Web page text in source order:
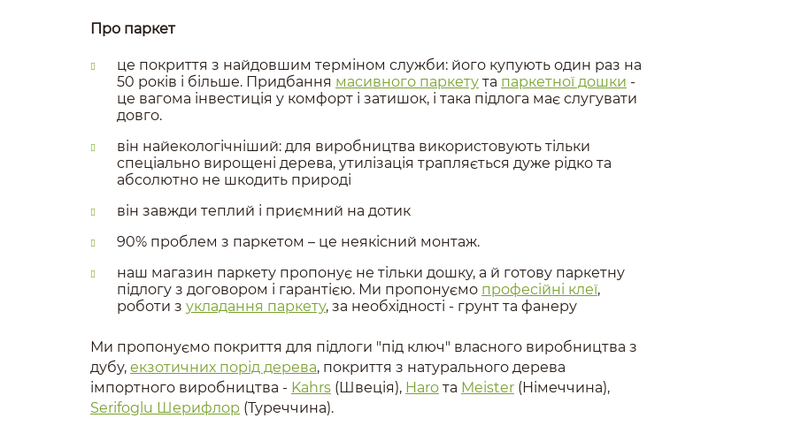
Про паркет
це покриття з найдовшим терміном служби: його купують один раз на
50 років і більше. Придбання масивного паркету та паркетної дошки -
це вагома інвестиція у комфорт і затишок, і така підлога має слугувати
довго.
він найекологічніший: для виробництва використовують тільки
спеціально вирощені дерева, утилізація трапляється дуже рідко та
абсолютно не шкодить природі
він завжди теплий і приємний на дотик
90% проблем з паркетом – це неякісний монтаж.
наш магазин паркету пропонує не тільки дошку, а й готову паркетну
підлогу з договором і гарантією. Ми пропонуємо професійні клеї,
роботи з укладання паркету, за необхідності - грунт та фанеру
Ми пропонуємо покриття для підлоги "під ключ" власного виробництва з
дубу, екзотичних порід дерева, покриття з натурального дерева
імпортного виробництва - Kahrs (Швеція), Haro та Meister (Німеччина),
Serifoglu Шерифлор (Туреччина).